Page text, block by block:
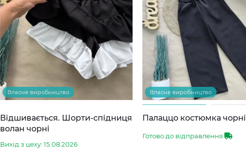
Власне виробництво
Відшивається. Шорти-спідниця
волан чорні
Вихід з цеху: 15.08.2026
Власне виробництво
Палаццо костюмка чорні
Готово до відправлення